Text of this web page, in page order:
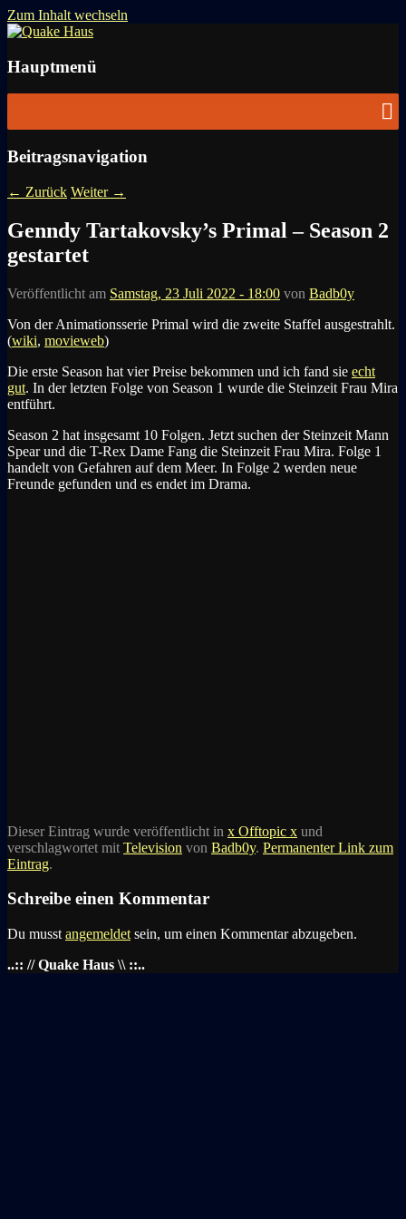
Zum Inhalt wechseln
Quake Haus
Hauptmenü
Beitragsnavigation
← Zurück Weiter →
Genndy Tartakovsky’s Primal – Season 2
gestartet
Veröffentlicht am Samstag, 23 Juli 2022 - 18:00 von Badb0y
Von der Animationsserie Primal wird die zweite Staffel ausgestrahlt.
(wiki, movieweb)
Die erste Season hat vier Preise bekommen und ich fand sie echt
gut. In der letzten Folge von Season 1 wurde die Steinzeit Frau Mira
entführt.
Season 2 hat insgesamt 10 Folgen. Jetzt suchen der Steinzeit Mann
Spear und die T-Rex Dame Fang die Steinzeit Frau Mira. Folge 1
handelt von Gefahren auf dem Meer. In Folge 2 werden neue
Freunde gefunden und es endet im Drama.
Dieser Eintrag wurde veröffentlicht in x Offtopic x und
verschlagwortet mit Television von Badb0y. Permanenter Link zum
Eintrag.
Schreibe einen Kommentar
Du musst angemeldet sein, um einen Kommentar abzugeben.
..:: // Quake Haus \\ ::..